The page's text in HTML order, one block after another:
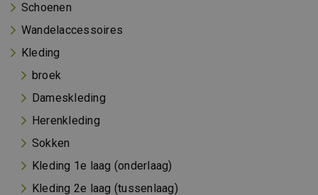
Schoenen
Wandelaccessoires
Kleding
broek
Dameskleding
Herenkleding
Sokken
Kleding 1e laag (onderlaag)
Kleding 2e laag (tussenlaag)